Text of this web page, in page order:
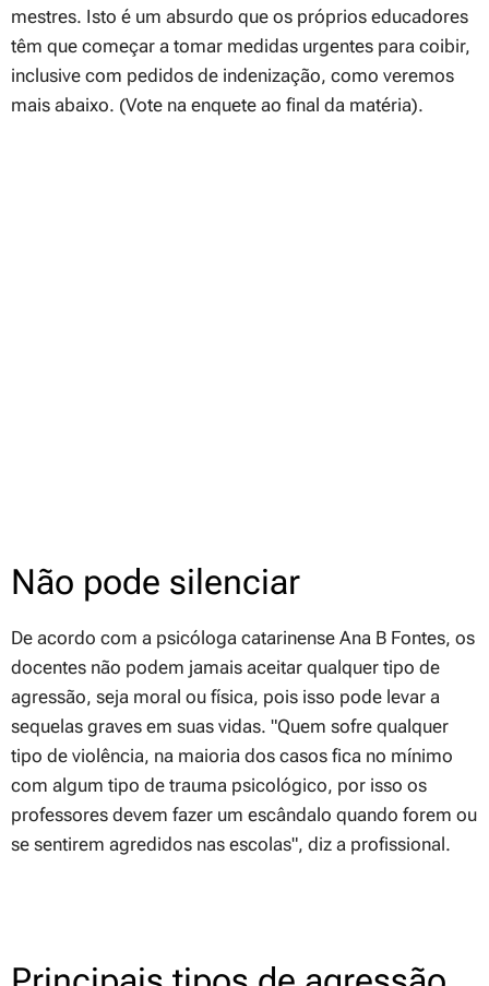
mestres. Isto é um absurdo que os próprios educadores
têm que começar a tomar medidas urgentes para coibir,
inclusive com pedidos de indenização, como veremos
mais abaixo. (Vote na enquete ao final da matéria).
Não pode silenciar
De acordo com a psicóloga catarinense Ana B Fontes, os
docentes não podem jamais aceitar qualquer tipo de
agressão, seja moral ou física, pois isso pode levar a
sequelas graves em suas vidas. "Quem sofre qualquer
tipo de violência, na maioria dos casos fica no mínimo
com algum tipo de trauma psicológico, por isso os
professores devem fazer um escândalo quando forem ou
se sentirem agredidos nas escolas", diz a profissional.